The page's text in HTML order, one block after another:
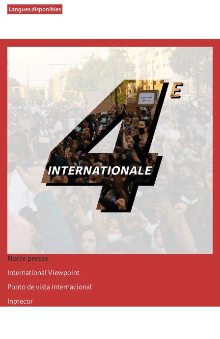
Langues disponibles
Notre presse
International Viewpoint
Punto de vista internacional
Inprecor